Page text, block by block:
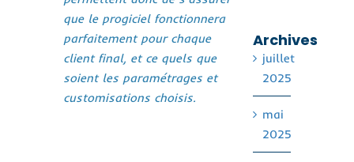
que le progiciel fonctionnera
parfaitement pour chaque
client final, et ce quels que
soient les paramétrages et
customisations choisis.
Archives
juillet
2025
mai
2025